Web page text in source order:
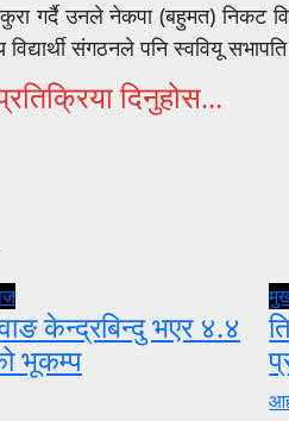
गर्दै उनले नेकपा (बहुमत) निकट
संगठनले पनि स्ववियू
दिनुहोस...
केन्द्रबिन्दु भएर ४.४
भूकम्प